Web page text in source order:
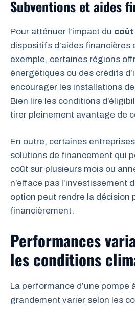
Subventions et aides
Pour atténuer l’impact du coût
dispositifs d’aides financières
exemple, certaines régions
énergétiques ou des crédits
encourager les installations
Bien lire les conditions
tirer pleinement avantage de
En outre, certaines
solutions de financement qui
coût sur plusieurs mois ou
n’efface pas l’investissement
option peut rendre la décision
financièrement.
Performances
les conditions
La performance d’une pompe
grandement varier selon les